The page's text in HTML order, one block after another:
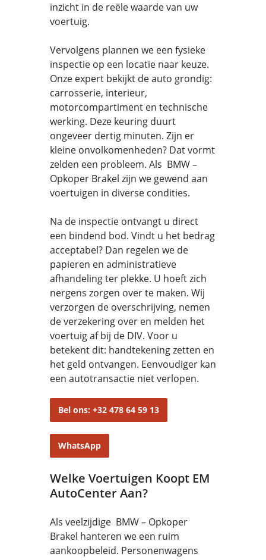
inzicht in de reële waarde van uw
voertuig.
Vervolgens plannen we een fysieke
inspectie op een locatie naar keuze.
Onze expert bekijkt de auto grondig:
carrosserie, interieur,
motorcompartiment en technische
werking. Deze keuring duurt
ongeveer dertig minuten. Zijn er
kleine onvolkomenheden? Dat vormt
zelden een probleem. Als BMW –
Opkoper Brakel zijn we gewend aan
voertuigen in diverse condities.
Na de inspectie ontvangt u direct
een bindend bod. Vindt u het bedrag
acceptabel? Dan regelen we de
papieren en administratieve
afhandeling ter plekke. U hoeft zich
nergens zorgen over te maken. Wij
verzorgen de overschrijving, nemen
de verzekering over en melden het
voertuig af bij de DIV. Voor u
betekent dit: handtekening zetten en
het geld ontvangen. Eenvoudiger kan
een autotransactie niet verlopen.
Bel ons: +32 478 64 59 13
WhatsApp
Welke Voertuigen Koopt EM
AutoCenter Aan?
Als veelzijdige BMW – Opkoper
Brakel hanteren we een ruim
aankoopbeleid. Personenwagens